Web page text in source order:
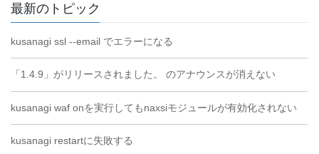
最新のトピック
kusanagi ssl --email でエラーになる
「1.4.9」がリリースされました。 のアナウンスが消えない
kusanagi waf onを実行してもnaxsiモジュールが有効化されない
kusanagi restartに失敗する